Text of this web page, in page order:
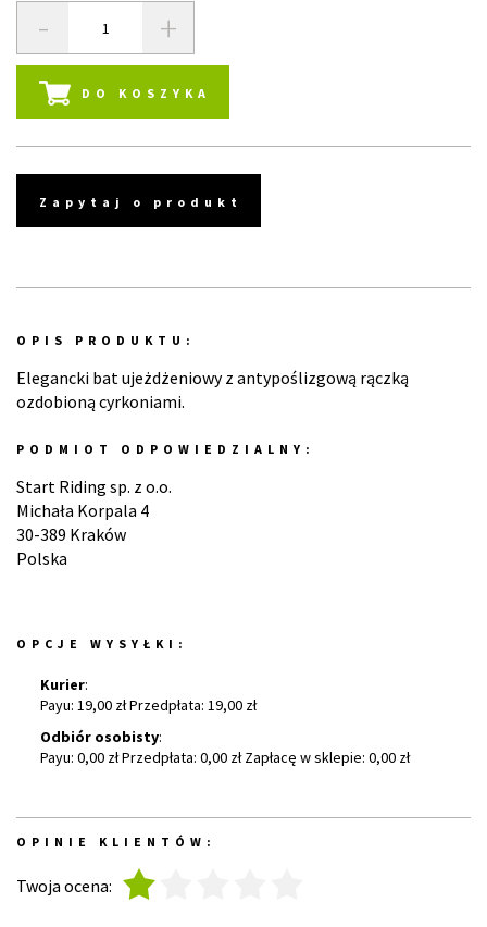
- +
DO KOSZYKA
Zapytaj o produkt
OPIS PRODUKTU:
Elegancki bat ujeżdżeniowy z antypoślizgową rączką
ozdobioną cyrkoniami.
PODMIOT ODPOWIEDZIALNY:
Start Riding sp. z o.o.
Michała Korpala 4
30-389 Kraków
Polska
OPCJE WYSYŁKI:
Kurier:
Payu: 19,00 zł Przedpłata: 19,00 zł
Odbiór osobisty:
Payu: 0,00 zł Przedpłata: 0,00 zł Zapłacę w sklepie: 0,00 zł
OPINIE KLIENTÓW:
Twoja ocena: